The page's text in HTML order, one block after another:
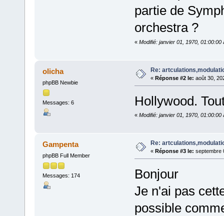
partie de
orchestra ?
« Modifié: janvier 01, 1970, 01:00:00
olicha
phpBB Newbie
Messages: 6
Re:
« Réponse #2 le: août 30,
Hollywood.
« Modifié: janvier 01, 1970, 01:00:00
Gampenta
phpBB Full Member
Messages: 174
Re:
« Réponse #3 le: septembre
Bonjour
Je n'ai pas
possible